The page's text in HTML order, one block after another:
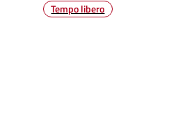
Tempo libero